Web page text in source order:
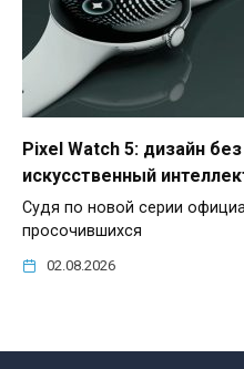
Pixel Watch 5: дизайн
искусственный
Судя по новой серии
просочившихся
02.08.2026